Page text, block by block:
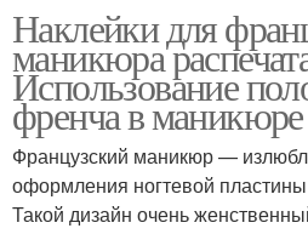
Наклейки для
маникюра
Использование
френча в маникюре
Французский маникюр —
оформления ногтевой
Такой дизайн очень